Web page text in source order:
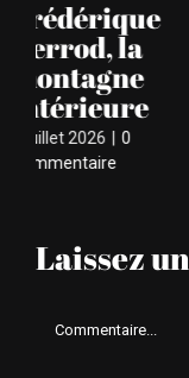
Dominique
Guéritey, Le
fromager de
Pristina
5 juillet 2026
Commentaire
Laissez
Comment